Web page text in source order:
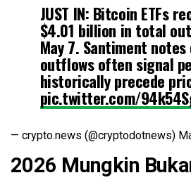
JUST IN: Bitcoin ETFs
$4.01 billion in total
May 7. Santiment
outflows often signal
historically precede
pic.twitter.com/
— crypto.news (@cryptodotnews)
2026 Mungkin